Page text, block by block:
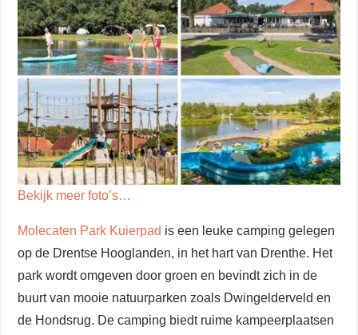
Bekijk meer foto’s…
Molecaten Park Kuierpad is een leuke camping gelegen
op de Drentse Hooglanden, in het hart van Drenthe. Het
park wordt omgeven door groen en bevindt zich in de
buurt van mooie natuurparken zoals Dwingelderveld en
de Hondsrug. De camping biedt ruime kampeerplaatsen